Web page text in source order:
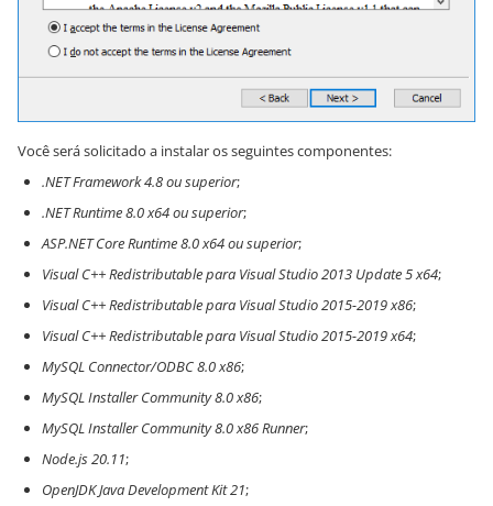
Você será solicitado a instalar os seguintes componentes:
.NET Framework 4.8 ou superior;
.NET Runtime 8.0 x64 ou superior;
ASP.NET Core Runtime 8.0 x64 ou superior;
Visual C++ Redistributable para Visual Studio 2013 Update 5 x64;
Visual C++ Redistributable para Visual Studio 2015-2019 x86;
Visual C++ Redistributable para Visual Studio 2015-2019 x64;
MySQL Connector/ODBC 8.0 x86;
MySQL Installer Community 8.0 x86;
MySQL Installer Community 8.0 x86 Runner;
Node.js 20.11;
OpenJDK Java Development Kit 21;